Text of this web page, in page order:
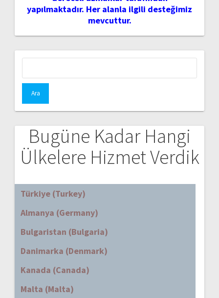
yapılmaktadır. Her alanla ilgili desteğimiz
mevcuttur.
Bugüne Kadar Hangi
Ülkelere Hizmet Verdik
Türkiye (Turkey)
Almanya (Germany)
Bulgaristan (Bulgaria)
Danimarka (Denmark)
Kanada (Canada)
Malta (Malta)